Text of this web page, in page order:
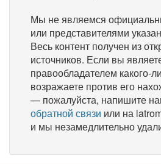
Мы не являемся
или представителями
Весь контент получен из
источников. Если вы
правообладателем какого-
возражаете против его
— пожалуйста, напишите
обратной связи или на
и мы незамедлительно